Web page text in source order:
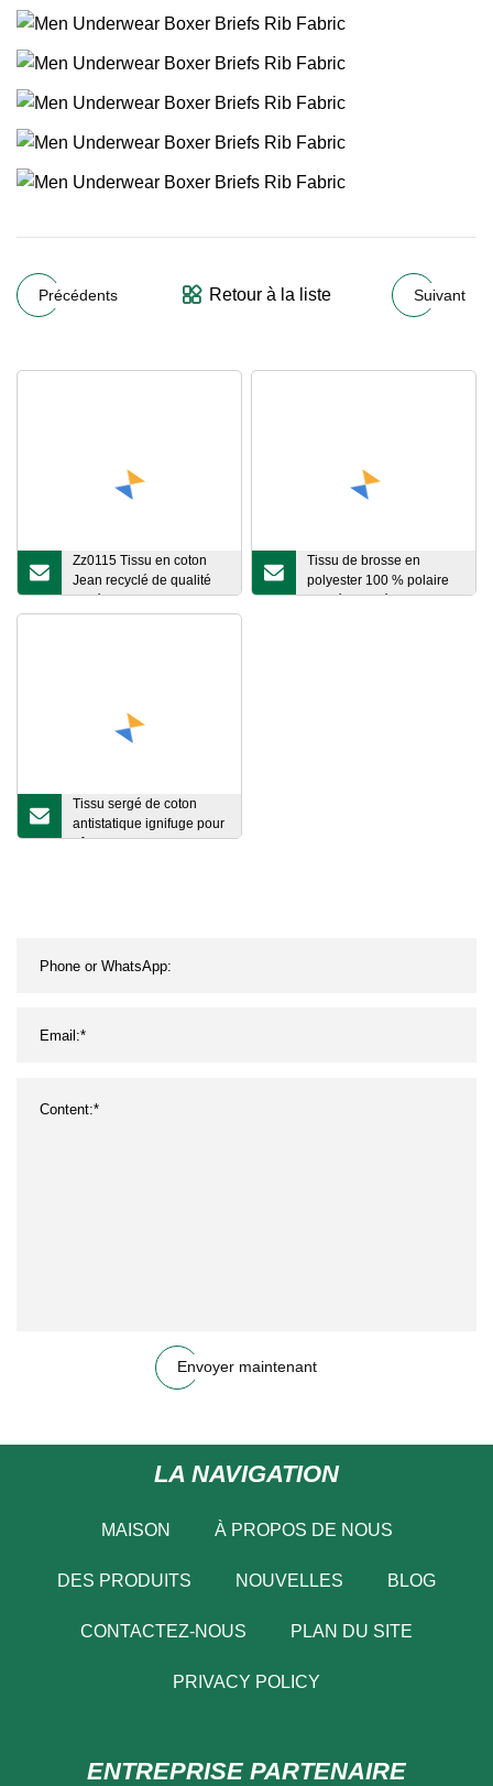
Précédents Retour à la liste Suivant
Zz0115 Tissu en coton
Jean recyclé de qualité
supérieure Bon tissu
Tissu de brosse en
polyester 100 % polaire
tricoté recyclé pour
Tissu sergé de coton
antistatique ignifuge pour
vêtements de travail
Envoyer maintenant
LA NAVIGATION
MAISON À PROPOS DE NOUS
DES PRODUITS NOUVELLES BLOG
CONTACTEZ-NOUS PLAN DU SITE
PRIVACY POLICY
ENTREPRISE PARTENAIRE